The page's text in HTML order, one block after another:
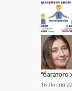
“багатого
16 Липня